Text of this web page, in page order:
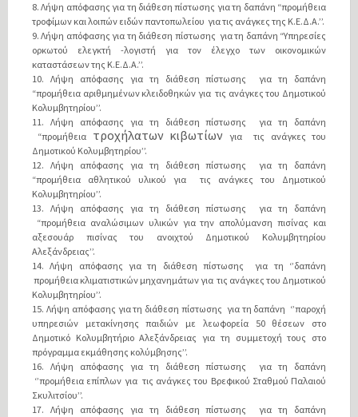
8. Λήψη απόφασης για τη διάθεση πίστωσης για τη δαπάνη “προμήθεια
τροφίμων και λοιπών ειδών παντοπωλείου για τις ανάγκες της Κ.Ε.Δ.Α.’’.
9. Λήψη απόφασης για τη διάθεση πίστωσης για τη δαπάνη “Υπηρεσίες
ορκωτού ελεγκτή -λογιστή για τον έλεγχο των οικονομικών
καταστάσεων της Κ.Ε.Δ.Α.’’.
10. Λήψη απόφασης για τη διάθεση πίστωσης για τη δαπάνη
“προμήθεια αριθμημένων κλειδοθηκών για τις ανάγκες του Δημοτικού
Κολυμβητηρίου’’.
11. Λήψη απόφασης για τη διάθεση πίστωσης για τη δαπάνη
“προμήθεια τροχήλατων κιβωτίων για τις ανάγκες του
Δημοτικού Κολυμβητηρίου’’.
12. Λήψη απόφασης για τη διάθεση πίστωσης για τη δαπάνη
“προμήθεια αθλητικού υλικού για τις ανάγκες του Δημοτικού
Κολυμβητηρίου’’.
13. Λήψη απόφασης για τη διάθεση πίστωσης για τη δαπάνη
“προμήθεια αναλώσιμων υλικών για την απολύμανση πισίνας και
αξεσουάρ πισίνας του ανοιχτού Δημοτικού Κολυμβητηρίου
Αλεξάνδρειας’’.
14. Λήψη απόφασης για τη διάθεση πίστωσης για τη ‘’δαπάνη
προμήθεια κλιματιστικών μηχανημάτων για τις ανάγκες του Δημοτικού
Κολυμβητηρίου’’.
15. Λήψη απόφασης για τη διάθεση πίστωσης για τη δαπάνη ‘’παροχή
υπηρεσιών μετακίνησης παιδιών με λεωφορεία 50 θέσεων στο
Δημοτικό Κολυμβητήριο Αλεξάνδρειας για τη συμμετοχή τους στο
πρόγραμμα εκμάθησης κολύμβησης’’.
16. Λήψη απόφασης για τη διάθεση πίστωσης για τη δαπάνη
‘’προμήθεια επίπλων για τις ανάγκες του Βρεφικού Σταθμού Παλαιού
Σκυλιτσίου’’.
17. Λήψη απόφασης για τη διάθεση πίστωσης για τη δαπάνη